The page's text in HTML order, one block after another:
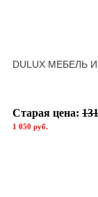
DULUX МЕБЕЛЬ И
Старая цена:
1 050 руб.